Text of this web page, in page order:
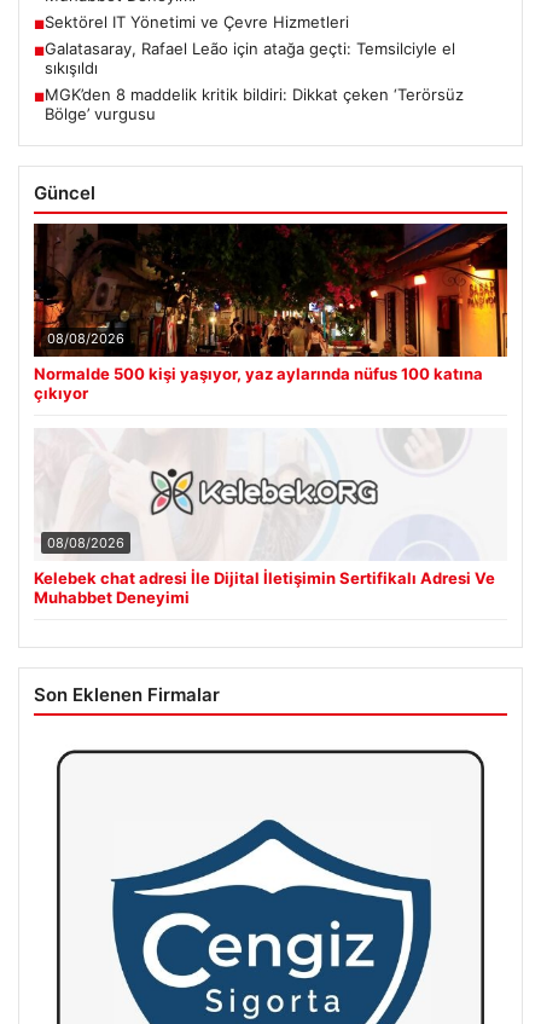
■Sektörel IT Yönetimi ve Çevre Hizmetleri
■Galatasaray, Rafael Leão için atağa geçti: Temsilciyle el
sıkışıldı
■MGK’den 8 maddelik kritik bildiri: Dikkat çeken ‘Terörsüz
Bölge’ vurgusu
Güncel
08/08/2026
Normalde 500 kişi yaşıyor, yaz aylarında nüfus 100 katına
çıkıyor
08/08/2026
Kelebek chat adresi İle Dijital İletişimin Sertifikalı Adresi Ve
Muhabbet Deneyimi
Son Eklenen Firmalar